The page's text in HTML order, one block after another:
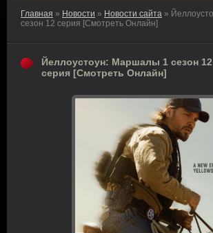
Главная » Новости » Новости сайта »
сезон 12 серия [Смотреть Онлайн]
Йеллоустоун: Маршалы 1 сезон 12
серия [Смотреть Онлайн]